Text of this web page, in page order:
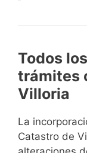
Todos
trámites
Villoria
La
Catastro de